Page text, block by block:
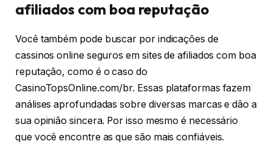
afiliados com boa reputação
Você também pode buscar por indicações de
cassinos online seguros em sites de afiliados com boa
reputação, como é o caso do
CasinoTopsOnline.com/br. Essas plataformas fazem
análises aprofundadas sobre diversas marcas e dão a
sua opinião sincera. Por isso mesmo é necessário
que você encontre as que são mais confiáveis.